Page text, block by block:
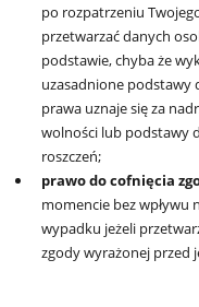
po rozpatrzeniu
przetwarzać danych
podstawie, chyba że
uzasadnione podstawy
prawa uznaje się za
wolności lub podstawy
roszczeń;
prawo do cofnięcia
momencie bez wpływu
wypadku jeżeli
zgody wyrażonej przed